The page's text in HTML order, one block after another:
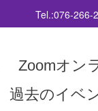
Tel.:076-266-
Zoomオン
過去のイベ